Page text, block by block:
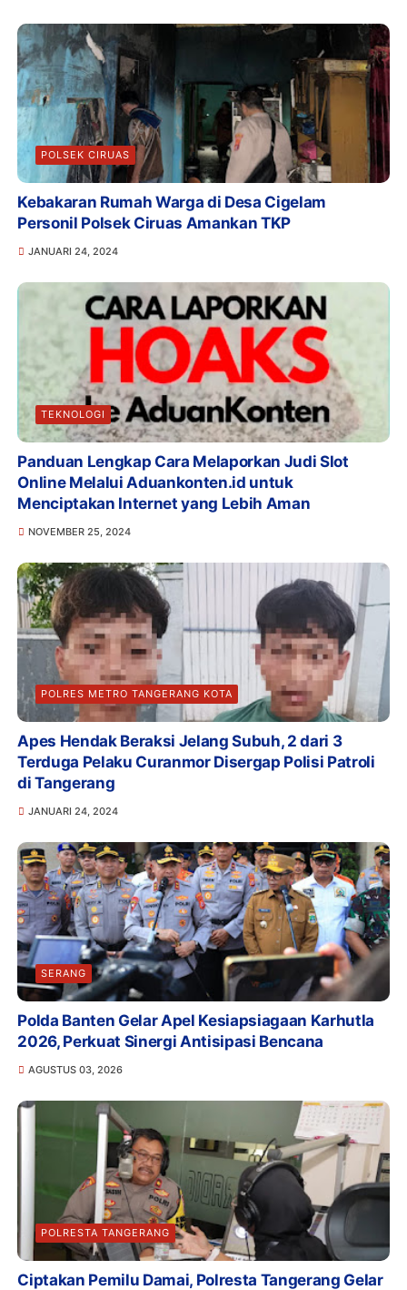
POLSEK CIRUAS
Kebakaran Rumah Warga di Desa Cigelam
Personil Polsek Ciruas Amankan TKP
JANUARI 24, 2024
TEKNOLOGI
Panduan Lengkap Cara Melaporkan Judi Slot
Online Melalui Aduankonten.id untuk
Menciptakan Internet yang Lebih Aman
NOVEMBER 25, 2024
POLRES METRO TANGERANG KOTA
Apes Hendak Beraksi Jelang Subuh, 2 dari 3
Terduga Pelaku Curanmor Disergap Polisi Patroli
di Tangerang
JANUARI 24, 2024
SERANG
Polda Banten Gelar Apel Kesiapsiagaan Karhutla
2026, Perkuat Sinergi Antisipasi Bencana
AGUSTUS 03, 2026
POLRESTA TANGERANG
Ciptakan Pemilu Damai, Polresta Tangerang Gelar